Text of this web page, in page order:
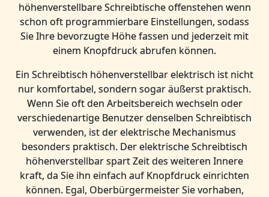
höhenverstellbare Schreibtische offenstehen wenn
schon oft programmierbare Einstellungen, sodass
Sie Ihre bevorzugte Höhe fassen und jederzeit mit
einem Knopfdruck abrufen können.
Ein Schreibtisch höhenverstellbar elektrisch ist nicht
nur komfortabel, sondern sogar äußerst praktisch.
Wenn Sie oft den Arbeitsbereich wechseln oder
verschiedenartige Benutzer denselben Schreibtisch
verwenden, ist der elektrische Mechanismus
besonders praktisch. Der elektrische Schreibtisch
höhenverstellbar spart Zeit des weiteren Innere
kraft, da Sie ihn einfach auf Knopfdruck einrichten
können. Egal, Oberbürgermeister Sie vorhaben,